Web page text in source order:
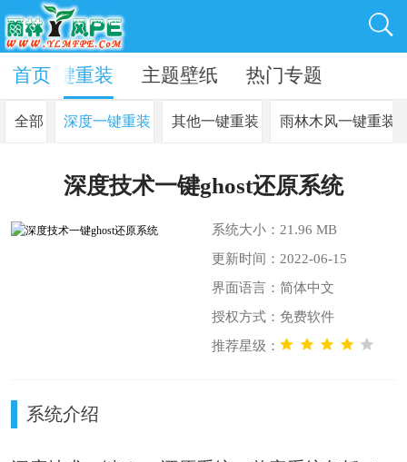
一键重装 主题壁纸 热门专题
首页
全部 深度一键重装 其他一键重装 雨林木风一键重装
深度技术一键ghost还原系统
系统大小：21.96 MB
更新时间：2022-06-15
界面语言：简体中文
授权方式：免费软件
推荐星级：
系统介绍